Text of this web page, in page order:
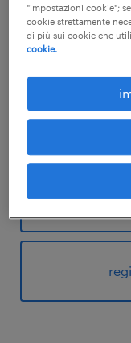
Non sei
Crea un nuovo
"impostazioni cookie";
cookie strettamente
di più sui cookie che
cookie.